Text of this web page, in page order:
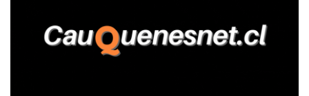
trabajadores, el edil descendió del vehículo y, en medio de la
confrontación, la habría tomado de los hombros, empujado al
suelo y agredido con golpes de pies y manos, mientr...